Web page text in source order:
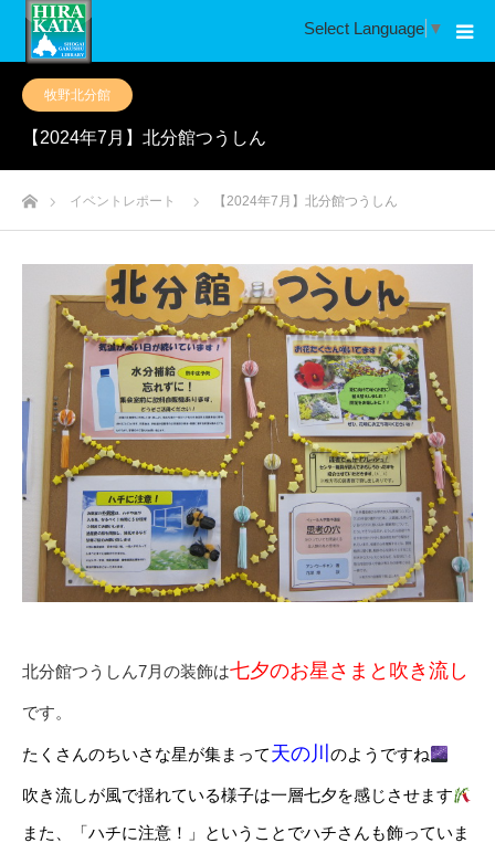
Select Language ▼
牧野北分館
【2024年7月】北分館つうしん
ホームイベントレポート 【2024年7月】北分館つうしん
北分館つうしん7月の装飾は七夕のお星さまと吹き流し
です。
たくさんのちいさな星が集まって天の川 のようですね
吹き流しが風で揺れている様子は一層七夕を感じさせます
また、「ハチに注意！」ということでハチさんも飾っていま